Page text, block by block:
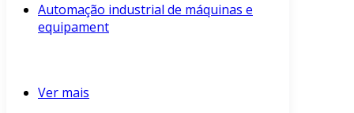
Automação industrial de máquinas e
equipament
Ver mais